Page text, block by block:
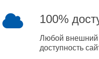
100%
Любой внешний
доступность